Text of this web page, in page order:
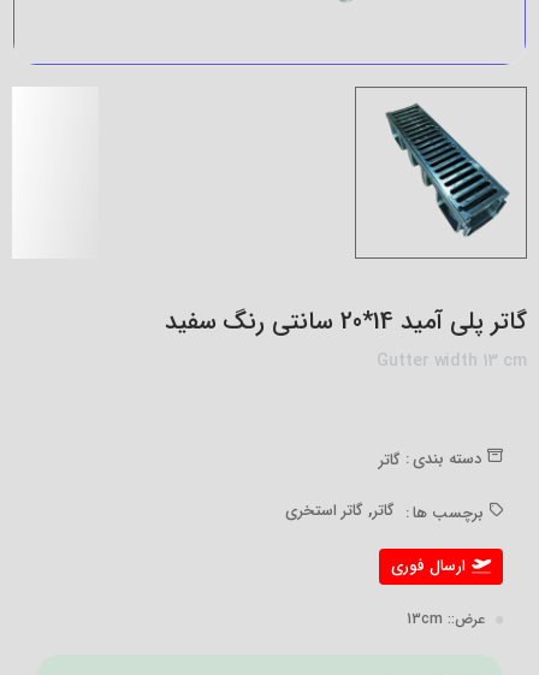
گاتر پلی آمید 14*20 سانتی رنگ سفید
Gutter width 13 cm
دسته بندی : گاتر
برچسب ها : گاتر,گاتر استخری
ارسال فوری
عرض:: 13cm